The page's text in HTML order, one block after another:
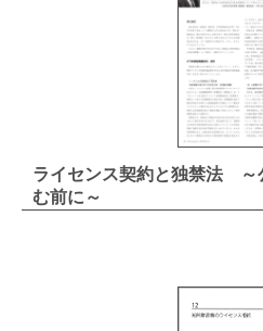
ライセンス契約と独禁法 ～
む前に～